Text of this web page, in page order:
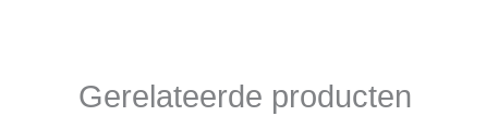
Gerelateerde producten